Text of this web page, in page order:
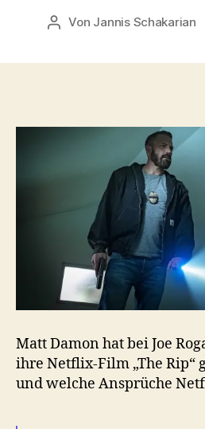
Beitragsautor
Von Jannis Schakarian
Matt Damon hat bei Joe
ihre Netflix-Film „The Rip“
und welche Ansprüche